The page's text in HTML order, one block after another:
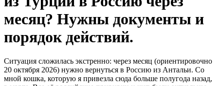
месяц? Нужны документы и
порядок действий.
Ситуация сложилась экстренно: через месяц (ориентировочно
20 октября 2026) нужно вернуться в Россию из Антальи. Со
мной кошка, которую я привезла сюда больше полугода назад,